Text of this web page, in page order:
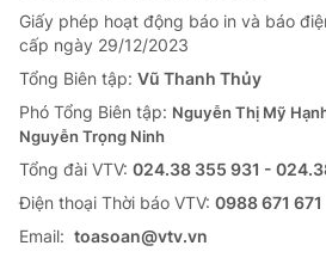
® Cấm sao chép dưới mọi hình thức
thuận bằng văn bản. Ghi rõ nguồn
Giấy phép hoạt động báo in và báo
cấp ngày 29/12/2023
Tổng Biên tập: Vũ Thanh Thủy
Phó Tổng Biên tập: Nguyễn Thị Mỹ
Nguyễn Trọng Ninh
Tổng đài VTV: 024.38 355 931 -
Ðiện thoại Thời báo VTV: 0988 671 671
Email: toasoan@vtv.vn